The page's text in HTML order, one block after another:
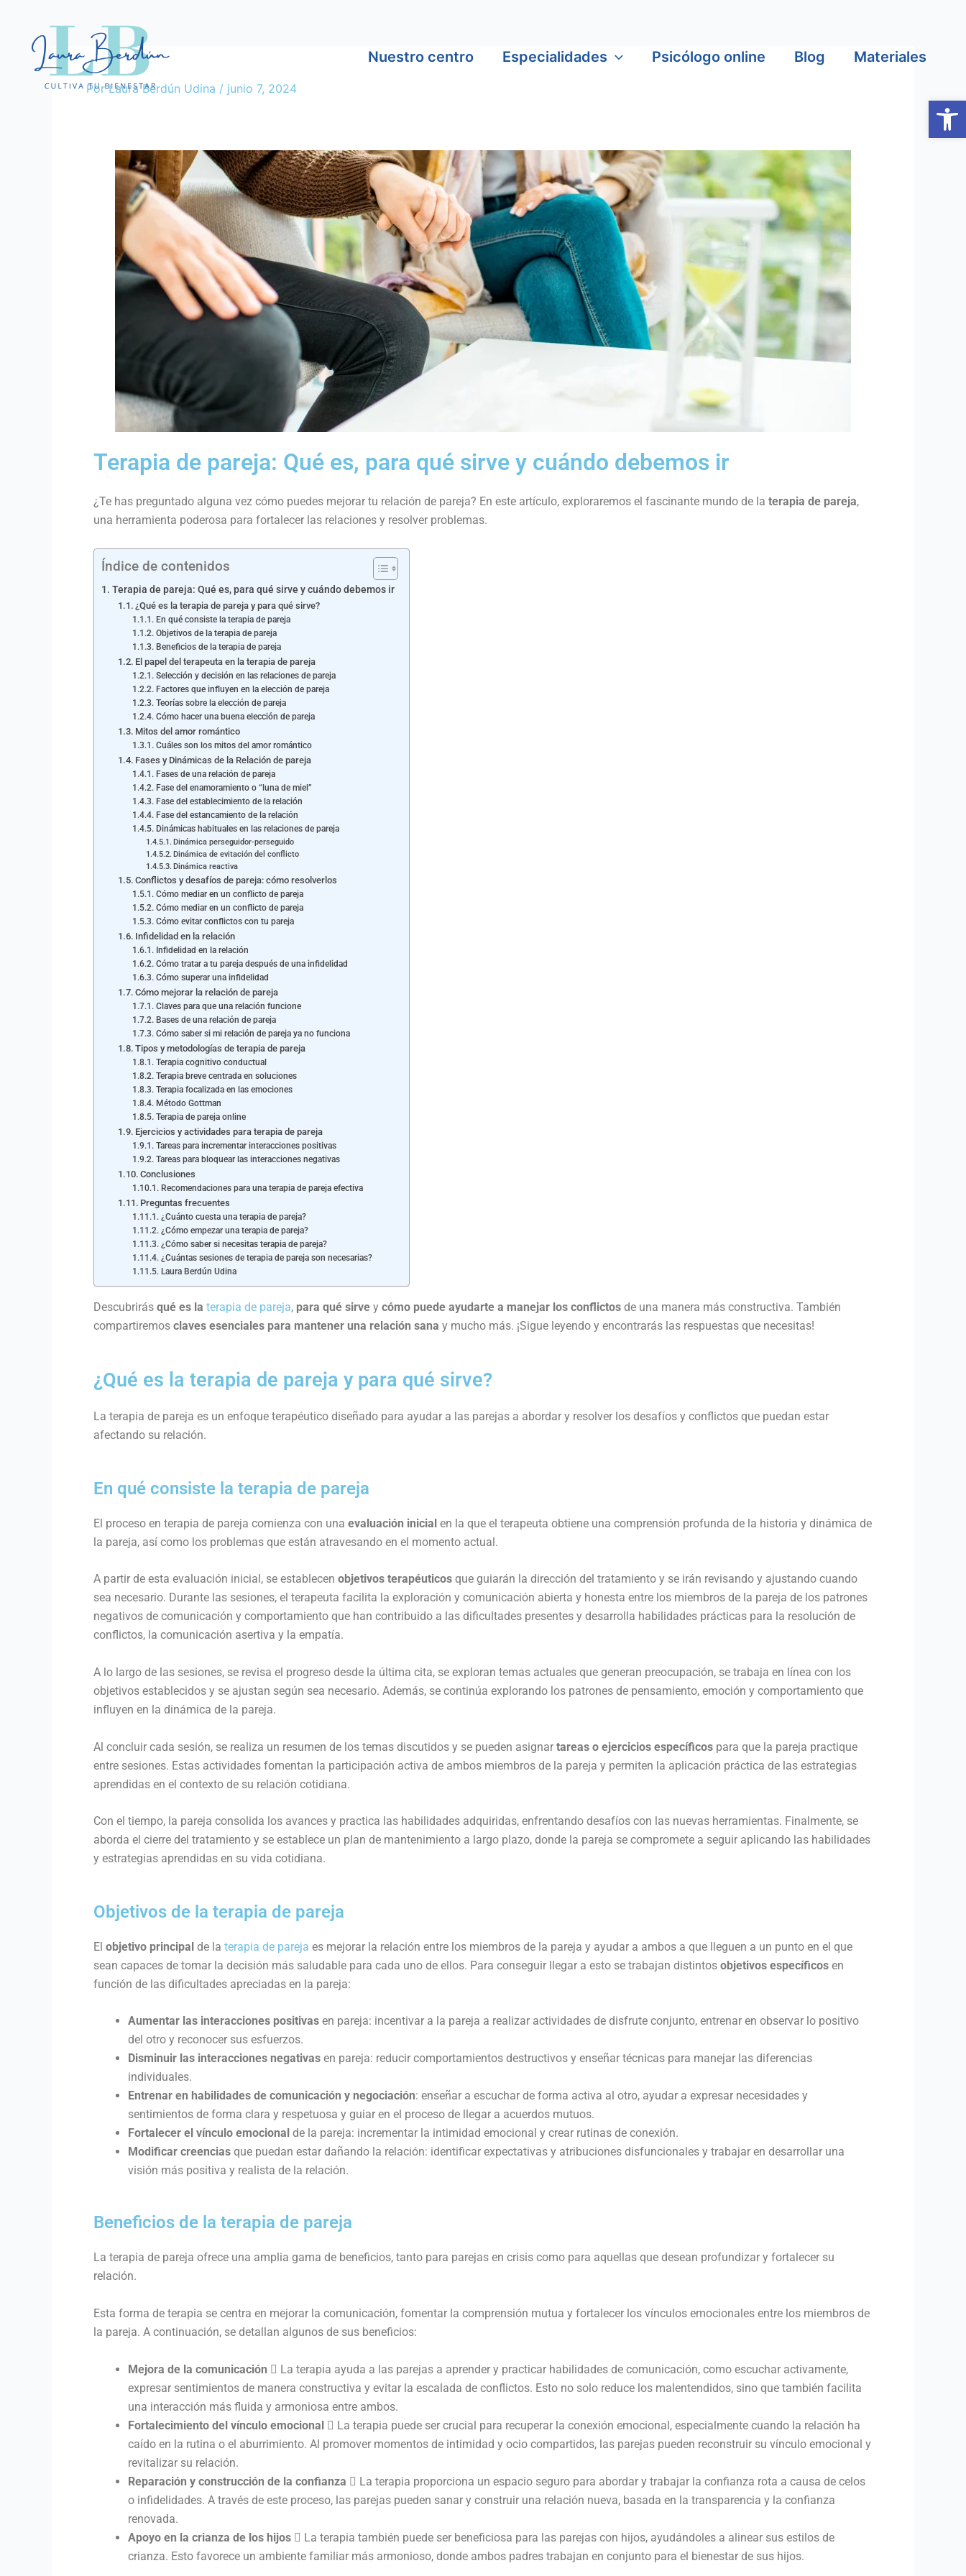
contenido
Nuestro centro Especialidades Psicólogo online Blog Materiales
PorLaura Berdún Udina / junio 7, 2024
Terapia de pareja: Qué es, para qué sirve y cuándo debemos ir
¿Te has preguntado alguna vez cómo puedes mejorar tu relación de pareja? En este artículo, exploraremos el fascinante mundo de la terapia de pareja,
una herramienta poderosa para fortalecer las relaciones y resolver problemas.
Índice de contenidos
Terapia de pareja: Qué es, para qué sirve y cuándo debemos ir
¿Qué es la terapia de pareja y para qué sirve?
En qué consiste la terapia de pareja
Objetivos de la terapia de pareja
Beneficios de la terapia de pareja
El papel del terapeuta en la terapia de pareja
Selección y decisión en las relaciones de pareja
Factores que influyen en la elección de pareja
Teorías sobre la elección de pareja
Cómo hacer una buena elección de pareja
Mitos del amor romántico
Cuáles son los mitos del amor romántico
Fases y Dinámicas de la Relación de pareja
Fases de una relación de pareja
Fase del enamoramiento o “luna de miel”
Fase del establecimiento de la relación
Fase del estancamiento de la relación
Dinámicas habituales en las relaciones de pareja
Dinámica perseguidor-perseguido
Dinámica de evitación del conflicto
Dinámica reactiva
Conflictos y desafíos de pareja: cómo resolverlos
Cómo mediar en un conflicto de pareja
Cómo mediar en un conflicto de pareja
Cómo evitar conflictos con tu pareja
Infidelidad en la relación
Infidelidad en la relación
Cómo tratar a tu pareja después de una infidelidad
Cómo superar una infidelidad
Cómo mejorar la relación de pareja
Claves para que una relación funcione
Bases de una relación de pareja
Cómo saber si mi relación de pareja ya no funciona
Tipos y metodologías de terapia de pareja
Terapia cognitivo conductual
Terapia breve centrada en soluciones
Terapia focalizada en las emociones
Método Gottman
Terapia de pareja online
Ejercicios y actividades para terapia de pareja
Tareas para incrementar interacciones positivas
Tareas para bloquear las interacciones negativas
Conclusiones
Recomendaciones para una terapia de pareja efectiva
Preguntas frecuentes
¿Cuánto cuesta una terapia de pareja?
¿Cómo empezar una terapia de pareja?
¿Cómo saber si necesitas terapia de pareja?
¿Cuántas sesiones de terapia de pareja son necesarias?
Laura Berdún Udina
Descubrirás qué es la terapia de pareja, para qué sirve y cómo puede ayudarte a manejar los conflictos de una manera más constructiva. También
compartiremos claves esenciales para mantener una relación sana y mucho más. ¡Sigue leyendo y encontrarás las respuestas que necesitas!
¿Qué es la terapia de pareja y para qué sirve?
La terapia de pareja es un enfoque terapéutico diseñado para ayudar a las parejas a abordar y resolver los desafíos y conflictos que puedan estar
afectando su relación.
En qué consiste la terapia de pareja
El proceso en terapia de pareja comienza con una evaluación inicial en la que el terapeuta obtiene una comprensión profunda de la historia y dinámica de
la pareja, así como los problemas que están atravesando en el momento actual.
A partir de esta evaluación inicial, se establecen objetivos terapéuticos que guiarán la dirección del tratamiento y se irán revisando y ajustando cuando
sea necesario. Durante las sesiones, el terapeuta facilita la exploración y comunicación abierta y honesta entre los miembros de la pareja de los patrones
negativos de comunicación y comportamiento que han contribuido a las dificultades presentes y desarrolla habilidades prácticas para la resolución de
conflictos, la comunicación asertiva y la empatía.
A lo largo de las sesiones, se revisa el progreso desde la última cita, se exploran temas actuales que generan preocupación, se trabaja en línea con los
objetivos establecidos y se ajustan según sea necesario. Además, se continúa explorando los patrones de pensamiento, emoción y comportamiento que
influyen en la dinámica de la pareja.
Al concluir cada sesión, se realiza un resumen de los temas discutidos y se pueden asignar tareas o ejercicios específicos para que la pareja practique
entre sesiones. Estas actividades fomentan la participación activa de ambos miembros de la pareja y permiten la aplicación práctica de las estrategias
aprendidas en el contexto de su relación cotidiana.
Con el tiempo, la pareja consolida los avances y practica las habilidades adquiridas, enfrentando desafíos con las nuevas herramientas. Finalmente, se
aborda el cierre del tratamiento y se establece un plan de mantenimiento a largo plazo, donde la pareja se compromete a seguir aplicando las habilidades
y estrategias aprendidas en su vida cotidiana.
Objetivos de la terapia de pareja
El objetivo principal de la terapia de pareja es mejorar la relación entre los miembros de la pareja y ayudar a ambos a que lleguen a un punto en el que
sean capaces de tomar la decisión más saludable para cada uno de ellos. Para conseguir llegar a esto se trabajan distintos objetivos específicos en
función de las dificultades apreciadas en la pareja:
Aumentar las interacciones positivas en pareja: incentivar a la pareja a realizar actividades de disfrute conjunto, entrenar en observar lo positivo
del otro y reconocer sus esfuerzos.
Disminuir las interacciones negativas en pareja: reducir comportamientos destructivos y enseñar técnicas para manejar las diferencias
individuales.
Entrenar en habilidades de comunicación y negociación: enseñar a escuchar de forma activa al otro, ayudar a expresar necesidades y
sentimientos de forma clara y respetuosa y guiar en el proceso de llegar a acuerdos mutuos.
Fortalecer el vínculo emocional de la pareja: incrementar la intimidad emocional y crear rutinas de conexión.
Modificar creencias que puedan estar dañando la relación: identificar expectativas y atribuciones disfuncionales y trabajar en desarrollar una
visión más positiva y realista de la relación.
Beneficios de la terapia de pareja
La terapia de pareja ofrece una amplia gama de beneficios, tanto para parejas en crisis como para aquellas que desean profundizar y fortalecer su
relación.
Esta forma de terapia se centra en mejorar la comunicación, fomentar la comprensión mutua y fortalecer los vínculos emocionales entre los miembros de
la pareja. A continuación, se detallan algunos de sus beneficios:
Mejora de la comunicación  La terapia ayuda a las parejas a aprender y practicar habilidades de comunicación, como escuchar activamente,
expresar sentimientos de manera constructiva y evitar la escalada de conflictos. Esto no solo reduce los malentendidos, sino que también facilita
una interacción más fluida y armoniosa entre ambos.
Fortalecimiento del vínculo emocional  La terapia puede ser crucial para recuperar la conexión emocional, especialmente cuando la relación ha
caído en la rutina o el aburrimiento. Al promover momentos de intimidad y ocio compartidos, las parejas pueden reconstruir su vínculo emocional y
revitalizar su relación.
Reparación y construcción de la confianza  La terapia proporciona un espacio seguro para abordar y trabajar la confianza rota a causa de celos
o infidelidades. A través de este proceso, las parejas pueden sanar y construir una relación nueva, basada en la transparencia y la confianza
renovada.
Apoyo en la crianza de los hijos  La terapia también puede ser beneficiosa para las parejas con hijos, ayudándoles a alinear sus estilos de
crianza. Esto favorece un ambiente familiar más armonioso, donde ambos padres trabajan en conjunto para el bienestar de sus hijos.
Abrir